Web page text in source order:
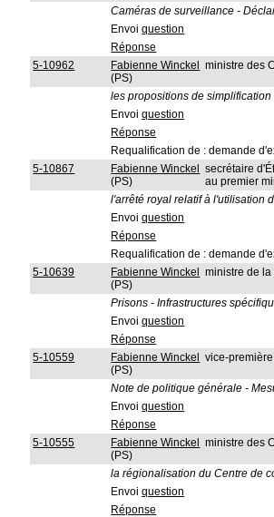
Caméras de surveillance -
Envoiquestion
Réponse
5-10962
Fabienne Winckel
(PS)
ministre des
les propositions de
Envoiquestion
Réponse
Requalification de : demande
5-10867
Fabienne Winckel
(PS)
secrétaire
au premier
l'arrêté royal relatif à l'utilisation
Envoiquestion
Réponse
Requalification de : demande
5-10639
Fabienne Winckel
(PS)
ministre de la
Prisons - Infrastructures
Envoiquestion
Réponse
5-10559
Fabienne Winckel
(PS)
vice-
Note de politique générale -
Envoiquestion
Réponse
5-10555
Fabienne Winckel
(PS)
ministre des
la régionalisation du Centre de
Envoiquestion
Réponse